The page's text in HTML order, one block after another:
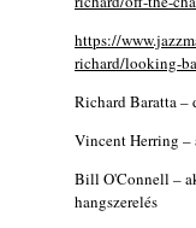
https://
richard/looking-
Richard Baratta –
Vincent Herring –
Bill O'Connell –
hangszerelés